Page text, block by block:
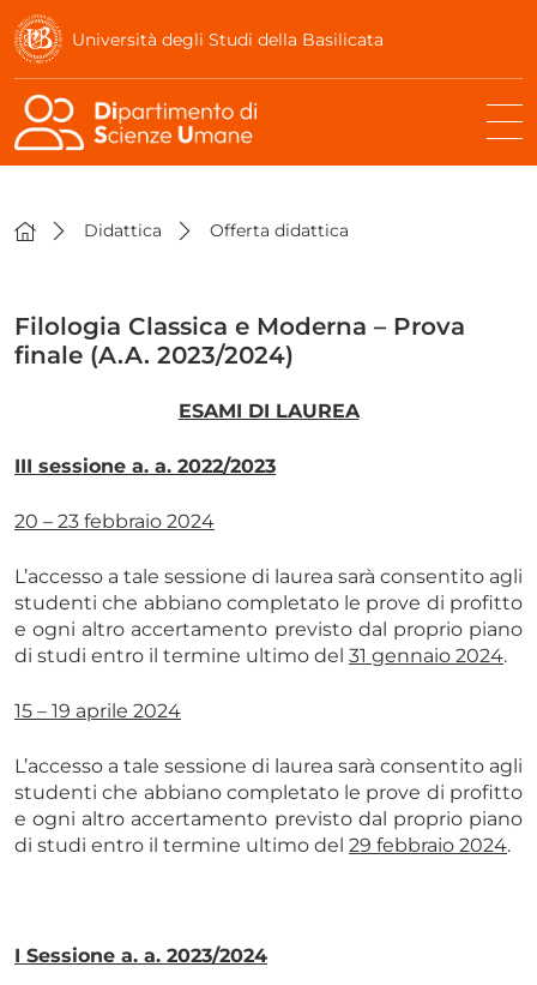
Università degli Studi della Basilicata
Didattica Offerta didattica
Filologia Classica e Moderna – Prova
finale (A.A. 2023/2024)
ESAMI DI LAUREA
III sessione a. a. 2022/2023
20 – 23 febbraio 2024
L’accesso a tale sessione di laurea sarà consentito agli
studenti che abbiano completato le prove di profitto
e ogni altro accertamento previsto dal proprio piano
di studi entro il termine ultimo del 31 gennaio 2024.
15 – 19 aprile 2024
L’accesso a tale sessione di laurea sarà consentito agli
studenti che abbiano completato le prove di profitto
e ogni altro accertamento previsto dal proprio piano
di studi entro il termine ultimo del 29 febbraio 2024.
I Sessione a. a. 2023/2024